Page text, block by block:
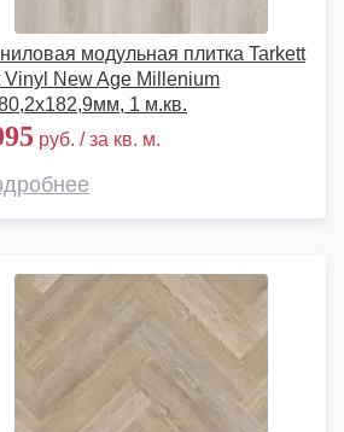
модульная плитка Tarkett
Vinyl New Age Millenium
1 м.кв.
руб. / за кв. м.